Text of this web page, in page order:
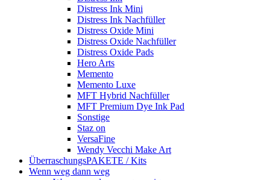
Distress Ink Mini
Distress Ink Nachfüller
Distress Oxide Mini
Distress Oxide Nachfüller
Distress Oxide Pads
Hero Arts
Memento
Memento Luxe
MFT Hybrid Nachfüller
MFT Premium Dye Ink Pad
Sonstige
Staz on
VersaFine
Wendy Vecchi Make Art
ÜberraschungsPAKETE / Kits
Wenn weg dann weg